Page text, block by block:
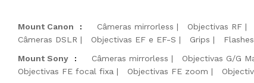
Mount Canon : Câmeras mirrorless Objectivas RF
Câmeras DSLR
Objectivas EF e EF-S Grips Flashes
Mount Sony
: Câmeras mirrorless Objectivas G/G
Objectivas FE focal fixa
Objectivas FE zoom